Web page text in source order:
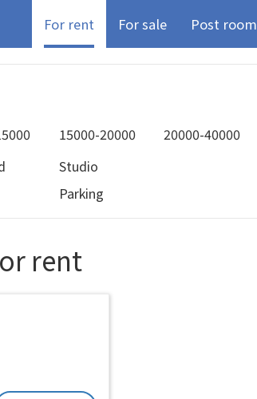
For rent For sale Post room
15000-20000 20000-40000
Studio
Parking
rent